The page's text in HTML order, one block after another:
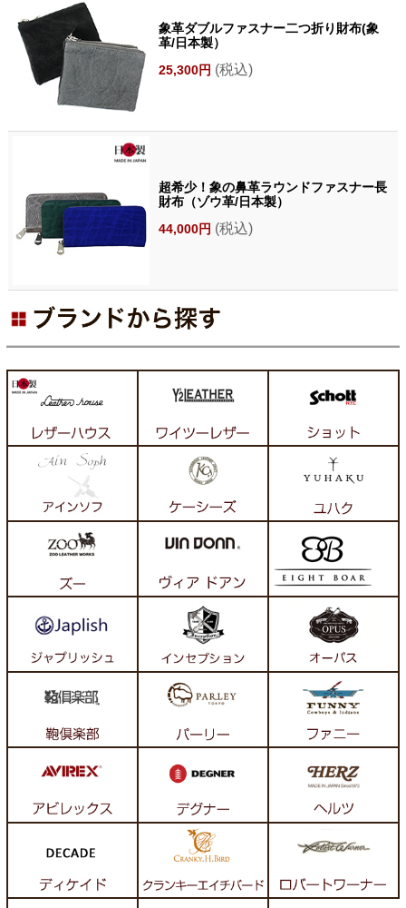
象革ダブルファスナー二つ折り財布(象
革/日本製）
25,300円 (税込)
超希少！象の鼻革ラウンドファスナー長
財布（ゾウ革/日本製）
44,000円 (税込)